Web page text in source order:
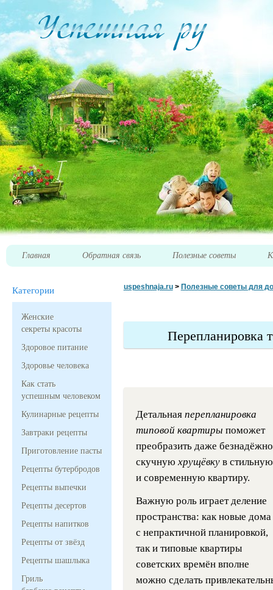
Главная Обратная связь Полезные советы
Категории
Женские
секреты красоты
Здоровое питание
Здоровье человека
Как стать
успешным человеком
Кулинарные рецепты
Завтраки рецепты
Приготовление пасты
Рецепты бутербродов
Рецепты выпечки
Рецепты десертов
Рецепты напитков
Рецепты от звёзд
Рецепты шашлыка
Гриль
uspeshnaja.ru> Полезные советы для
Перепланировка
Детальная перепланировка
типовой квартиры поможет
преобразить даже безнадёжно
скучную хрущёвкув стильную
и современную квартиру.
Важную роль играет деление
пространства: как новые дома
с непрактичной планировкой,
так и типовые квартиры
советских времён вполне
можно сделать